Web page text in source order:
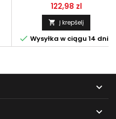
Kaina
122,98 zl
 Į krepšelį
 Wysyłka w ciągu 14 dni

